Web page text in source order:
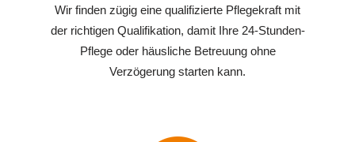
Wir finden zügig eine qualifizierte Pflegekraft mit
der richtigen Qualifikation, damit Ihre 24-Stunden-
Pflege oder häusliche Betreuung ohne
Verzögerung starten kann.